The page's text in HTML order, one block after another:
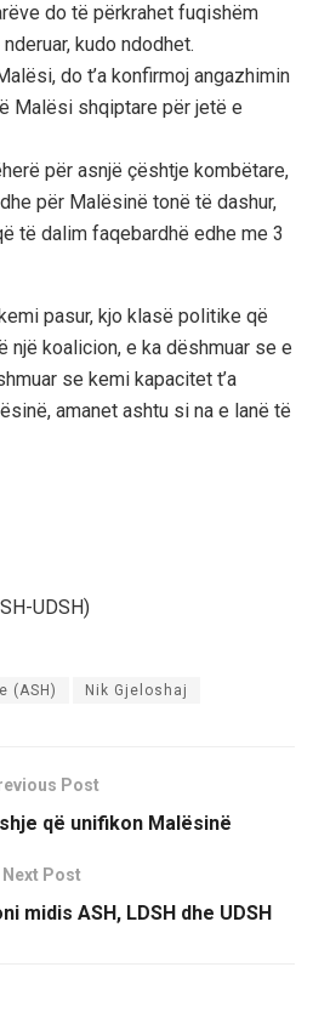
do të përkrahet fuqishëm
kudo ndodhet.
do t’a konfirmoj angazhimin
Malësi shqiptare për jetë e
për asnjë çështje kombëtare,
për Malësinë tonë të dashur,
të dalim faqebardhë edhe me 3
pasur, kjo klasë politike që
një koalicion, e ka dëshmuar se e
se kemi kapacitet t’a
amanet ashtu si na e lanë të
UDSH)
(ASH) Nik Gjeloshaj
Post
që unifikon Malësinë
Next Post
midis ASH, LDSH dhe UDSH